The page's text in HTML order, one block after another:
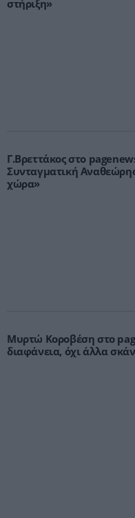
στήριξη»
Γ.Βρεττάκος στο
Συνταγματική
χώρα»
Μυρτώ Κοροβέση στο
διαφάνεια, όχι άλλα